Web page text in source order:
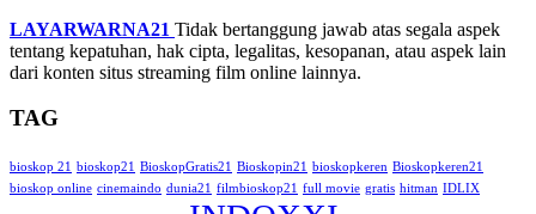
LAYARWARNA21 Tidak bertanggung jawab atas segala aspek
tentang kepatuhan, hak cipta, legalitas, kesopanan, atau aspek lain
dari konten situs streaming film online lainnya.
TAG
bioskop 21 bioskop21 BioskopGratis21 Bioskopin21 bioskopkeren Bioskopkeren21
bioskop online cinemaindo dunia21 filmbioskop21 full movie gratis hitman IDLIX